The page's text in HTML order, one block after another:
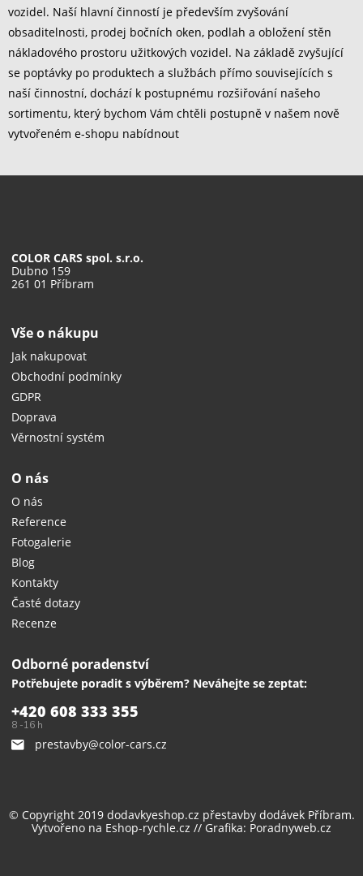
vozidel. Naší hlavní činností je především zvyšování
obsaditelnosti, prodej bočních oken, podlah a obložení stěn
nákladového prostoru užitkových vozidel. Na základě zvyšující
se poptávky po produktech a službách přímo souvisejících s
naší činnostní, dochází k postupnému rozšiřování našeho
sortimentu, který bychom Vám chtěli postupně v našem nově
vytvořeném e-shopu nabídnout
COLOR CARS spol. s.r.o.
Dubno 159
261 01 Příbram
Vše o nákupu
Jak nakupovat
Obchodní podmínky
GDPR
Doprava
Věrnostní systém
O nás
O nás
Reference
Fotogalerie
Blog
Kontakty
Časté dotazy
Recenze
Odborné poradenství
Potřebujete poradit s výběrem? Neváhejte se zeptat:
+420 608 333 355
8 -16 h
prestavby@color-cars.cz
© Copyright 2019 dodavkyeshop.cz přestavby dodávekPříbram.
Vytvořeno na Eshop-rychle.cz // Grafika: Poradnyweb.cz